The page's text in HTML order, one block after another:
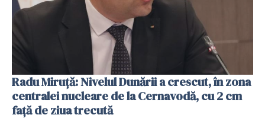
Radu Miruţă: Nivelul Dunării a crescut, în zona
centralei nucleare de la Cernavodă, cu 2 cm
faţă de ziua trecută